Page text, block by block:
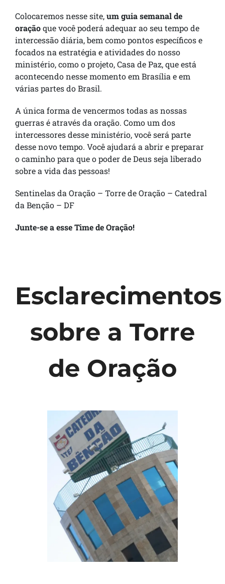
Colocaremos nesse site,um guia semanal de
oraçãoque você poderá adequar ao seu tempo de
intercessão diária, bem como pontos específicos e
focados na estratégia e atividades do nosso
ministério, como o projeto, Casa de Paz, que está
acontecendo nesse momento em Brasília e em
várias partes do Brasil.
A única forma de vencermos todas as nossas
guerras é através da oração. Como um dos
intercessores desse ministério, você será parte
desse novo tempo. Você ajudará a abrir e preparar
o caminho para que o poder de Deus seja liberado
sobre a vida das pessoas!
Sentinelas da Oração – Torre de Oração – Catedral
da Benção – DF
Junte-se a esse Time de Oração!
Esclarecimentos
sobre a Torre
de Oração